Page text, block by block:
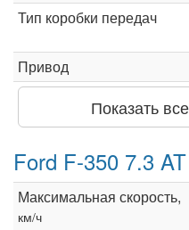
Тип коробки передач
Привод
Показать
Ford F-350 7.3 AT
Максимальная скорость,
км/ч